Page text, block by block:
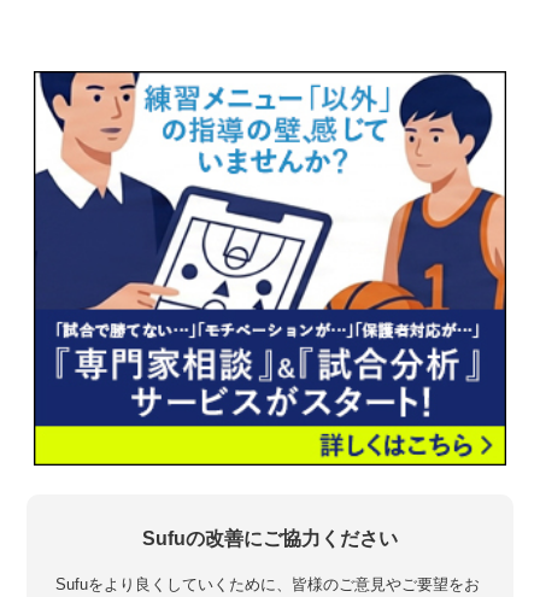
Sufuの改善にご協力ください
Sufuをより良くしていくために、皆様のご意見やご要望をお